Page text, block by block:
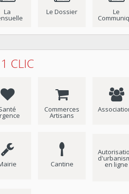
La Le Dossier Le
CLIC
Commerces
Artisans
Cantine en ligne